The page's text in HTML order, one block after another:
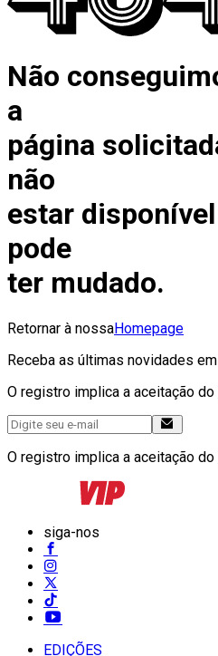
Não
a
página
não
estar
pode
ter mudado.
Retornar à nossaHomepage
Receba as últimas novidades
O registro implica a aceitação do
O registro implica a aceitação do
siga-nos
EDIÇÕES